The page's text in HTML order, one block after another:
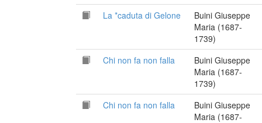
La *caduta di Gelone
Buini Giuseppe
Maria (1687-
1739)
Chi non fa non falla
Buini Giuseppe
Maria (1687-
1739)
Chi non fa non falla
Buini Giuseppe
Maria (1687-